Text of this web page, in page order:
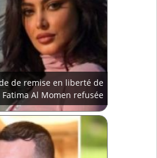
de remise en liberté de
Fatima Al Momen refusée